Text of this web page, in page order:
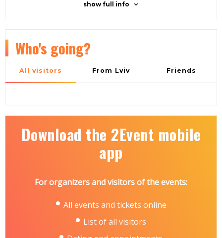
show full info
Who's going?
All visitors From Lviv Friends
Download the 2Event mobile
app
For organizers and visitors of the events:
All events and tickets online
List of all visitors